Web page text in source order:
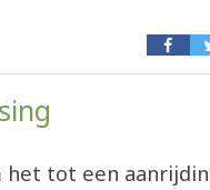
het tot een